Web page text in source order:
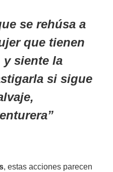
se rehúsa a
que tienen
y siente la
si sigue
, estas acciones parecen